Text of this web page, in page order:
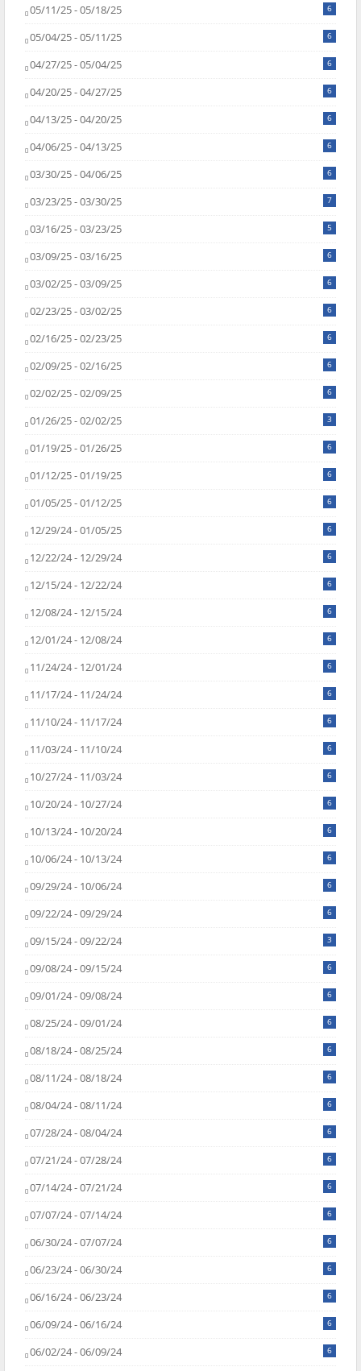
05/11/25 - 05/18/25 6
05/04/25 - 05/11/25 6
04/27/25 - 05/04/25 6
04/20/25 - 04/27/25 6
04/13/25 - 04/20/25 6
04/06/25 - 04/13/25 6
03/30/25 - 04/06/25 6
03/23/25 - 03/30/25 7
03/16/25 - 03/23/25 5
03/09/25 - 03/16/25 6
03/02/25 - 03/09/25 6
02/23/25 - 03/02/25 6
02/16/25 - 02/23/25 6
02/09/25 - 02/16/25 6
02/02/25 - 02/09/25 6
01/26/25 - 02/02/25 3
01/19/25 - 01/26/25 6
01/12/25 - 01/19/25 6
01/05/25 - 01/12/25 6
12/29/24 - 01/05/25 6
12/22/24 - 12/29/24 6
12/15/24 - 12/22/24 6
12/08/24 - 12/15/24 6
12/01/24 - 12/08/24 6
11/24/24 - 12/01/24 6
11/17/24 - 11/24/24 6
11/10/24 - 11/17/24 6
11/03/24 - 11/10/24 6
10/27/24 - 11/03/24 6
10/20/24 - 10/27/24 6
10/13/24 - 10/20/24 6
10/06/24 - 10/13/24 6
09/29/24 - 10/06/24 6
09/22/24 - 09/29/24 6
09/15/24 - 09/22/24 3
09/08/24 - 09/15/24 6
09/01/24 - 09/08/24 6
08/25/24 - 09/01/24 6
08/18/24 - 08/25/24 6
08/11/24 - 08/18/24 6
08/04/24 - 08/11/24 6
07/28/24 - 08/04/24 6
07/21/24 - 07/28/24 6
07/14/24 - 07/21/24 6
07/07/24 - 07/14/24 6
06/30/24 - 07/07/24 6
06/23/24 - 06/30/24 6
06/16/24 - 06/23/24 6
06/09/24 - 06/16/24 6
06/02/24 - 06/09/24 6